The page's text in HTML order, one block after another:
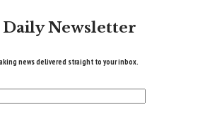
Newsletter
news delivered straight to your inbox.